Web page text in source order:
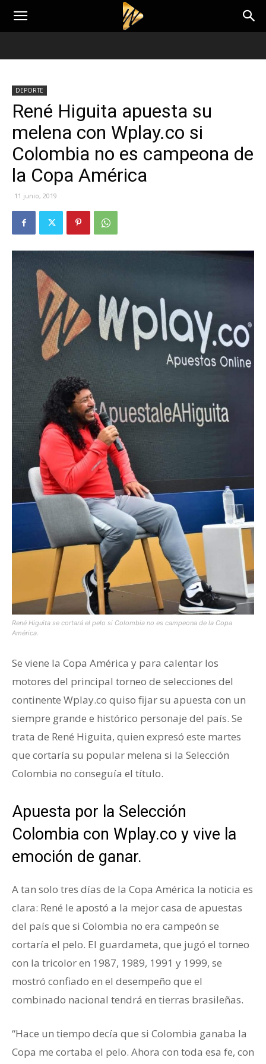
DEPORTE
René Higuita apuesta su
melena con Wplay.co si
Colombia no es campeona de
la Copa América
11 junio, 2019
René Higuita se cortará el pelo si Colombia no es campeona de la Copa
América.
Se viene la Copa América y para calentar los
motores del principal torneo de selecciones del
continente Wplay.co quiso fijar su apuesta con un
siempre grande e histórico personaje del país. Se
trata de René Higuita, quien expresó este martes
que cortaría su popular melena si la Selección
Colombia no conseguía el título.
Apuesta por la Selección
Colombia con Wplay.co y vive la
emoción de ganar.
A tan solo tres días de la Copa América la noticia es
clara: René le apostó a la mejor casa de apuestas
del país que si Colombia no era campeón se
cortaría el pelo. El guardameta, que jugó el torneo
con la tricolor en 1987, 1989, 1991 y 1999, se
mostró confiado en el desempeño que el
combinado nacional tendrá en tierras brasileñas.
“Hace un tiempo decía que si Colombia ganaba la
Copa me cortaba el pelo. Ahora con toda esa fe, con